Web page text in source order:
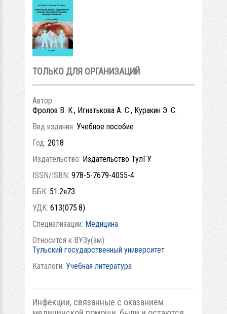
ТОЛЬКО ДЛЯ ОРГАНИЗАЦИЙ
Автор:
Фролов В. К., Игнатькова А. С., Куракин Э. С.
Вид издания: Учебное пособие
Год: 2018
Издательство: Издательство ТулГУ
ISSN/ISBN: 978-5-7679-4055-4
ББК: 51.2я73
УДК: 613(075.8)
Специализации: Медицина
Относится к ВУЗу(ам):
Тульский государственный университет
Каталоги: Учебная литература
Инфекции, связанные с оказанием